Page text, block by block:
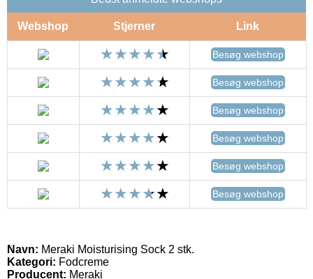
Webshop Stjerner Link
Besøg webshop
Besøg webshop
Besøg webshop
Besøg webshop
Besøg webshop
Besøg webshop
Navn: Meraki Moisturising Sock 2 stk.
Kategori: Fodcreme
Producent: Meraki